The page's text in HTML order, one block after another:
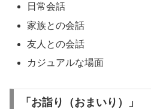
日常会話
家族との会話
友人との会話
カジュアルな場面
「お詣り（おまいり）」